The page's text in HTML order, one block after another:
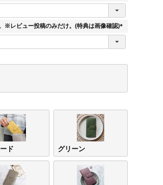
(
須
※レビュー投稿のみだけ。(特典は画像確認)
(
)
ド グリーン